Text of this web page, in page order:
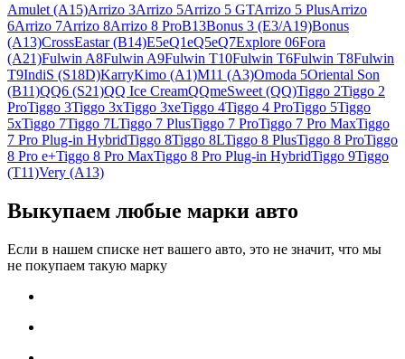
Amulet (A15)Arrizo 3Arrizo 5Arrizo 5 GTArrizo 5 PlusArrizo
6Arrizo 7Arrizo 8Arrizo 8 ProB13Bonus 3 (E3/A19)Bonus
(A13)CrossEastar (B14)E5eQ1eQ5eQ7Explore 06Fora
(A21)Fulwin A8Fulwin A9Fulwin T10Fulwin T6Fulwin T8Fulwin
T9IndiS (S18D)KarryKimo (A1)M11 (A3)Omoda 5Oriental Son
(B11)QQ6 (S21)QQ Ice CreamQQmeSweet (QQ)Tiggo 2Tiggo 2
ProTiggo 3Tiggo 3xTiggo 3xeTiggo 4Tiggo 4 ProTiggo 5Tiggo
5xTiggo 7Tiggo 7LTiggo 7 PlusTiggo 7 ProTiggo 7 Pro MaxTiggo
7 Pro Plug-in HybridTiggo 8Tiggo 8LTiggo 8 PlusTiggo 8 ProTiggo
8 Pro e+Tiggo 8 Pro MaxTiggo 8 Pro Plug-in HybridTiggo 9Tiggo
(T11)Very (A13)
Выкупаем любые марки авто
Если в нашем списке нет вашего авто, это не значит, что мы
не покупаем такую марку